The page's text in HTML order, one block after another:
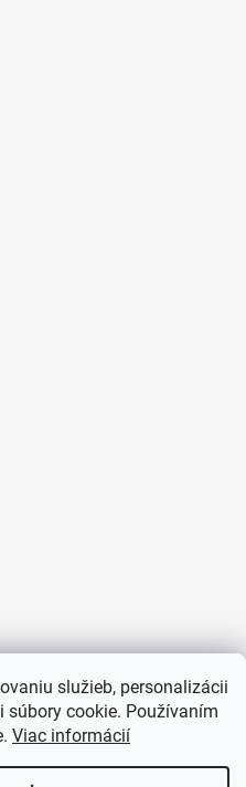
služieb, personalizácii
súbory cookie. Používaním
Viac informácií